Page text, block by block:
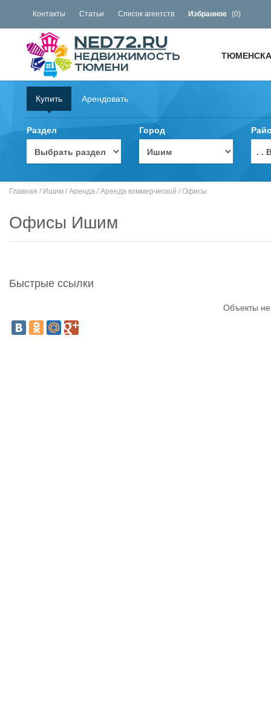
Контакты Статьи Список агентств Избранное (0)
Купить Арендовать
Раздел Город
. .
Главная / Ишим / Аренда / Аренда коммерческой / Офисы
Офисы Ишим
Быстрые ссылки
Объекты